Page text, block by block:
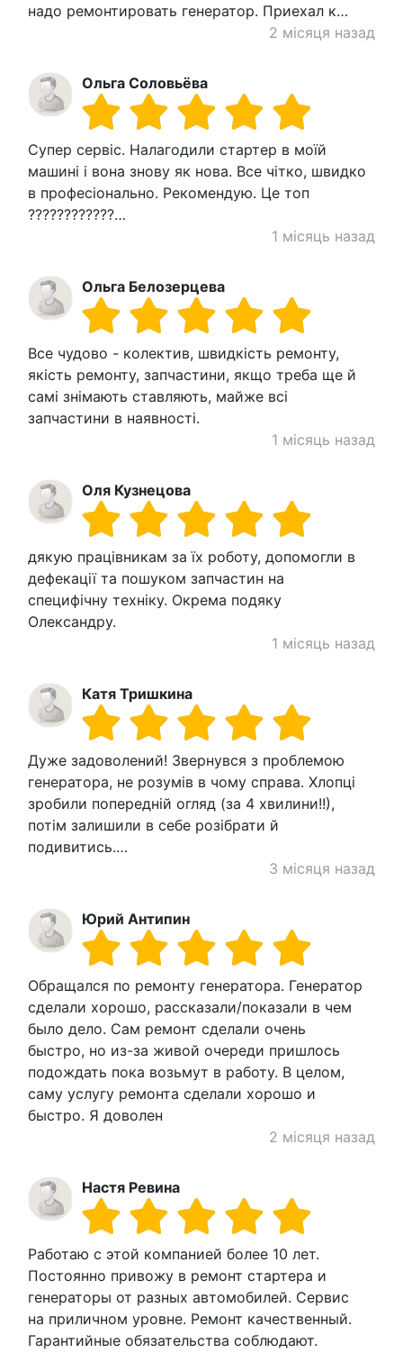
надо ремонтировать генератор. Приехал к…
2 місяця назад
Ольга Соловьёва
Супер сервіс. Налагодили стартер в моїй
машині і вона знову як нова. Все чітко, швидко
в професіонально. Рекомендую. Це топ
????????????…
1 місяць назад
Ольга Белозерцева
Все чудово - колектив, швидкість ремонту,
якість ремонту, запчастини, якщо треба ще й
самі знімають ставляють, майже всі
запчастини в наявності.
1 місяць назад
Оля Кузнецова
дякую працівникам за їх роботу, допомогли в
дефекації та пошуком запчастин на
специфічну техніку. Окрема подяку
Олександру.
1 місяць назад
Катя Тришкина
Дуже задоволений! Звернувся з проблемою
генератора, не розумів в чому справа. Хлопці
зробили попередній огляд (за 4 хвилини!!),
потім залишили в себе розібрати й
подивитись.…
3 місяця назад
Юрий Антипин
Обращался по ремонту генератора. Генератор
сделали хорошо, рассказали/показали в чем
было дело. Сам ремонт сделали очень
быстро, но из-за живой очереди пришлось
подождать пока возьмут в работу. В целом,
саму услугу ремонта сделали хорошо и
быстро. Я доволен
2 місяця назад
Настя Ревина
Работаю с этой компанией более 10 лет.
Постоянно привожу в ремонт стартера и
генераторы от разных автомобилей. Сервис
на приличном уровне. Ремонт качественный.
Гарантийные обязательства соблюдают.